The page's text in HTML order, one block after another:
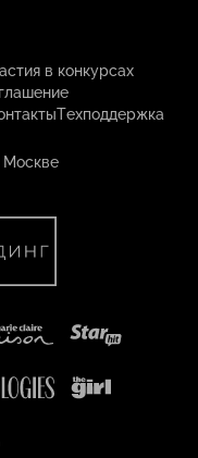
в конкурсах
Техподдержка
Москве